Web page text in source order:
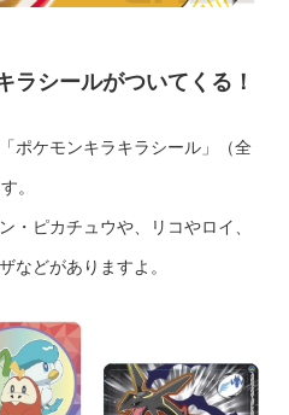
ラシールがついてくる！
ポケモンキラキラシール」（全
。
・ピカチュウや、リコやロイ、
などがありますよ。